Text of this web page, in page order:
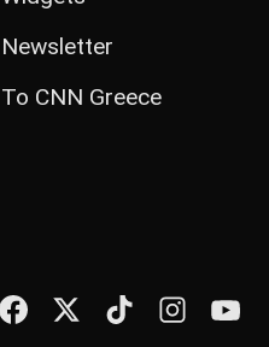
Newsletter
Το CNN Greece